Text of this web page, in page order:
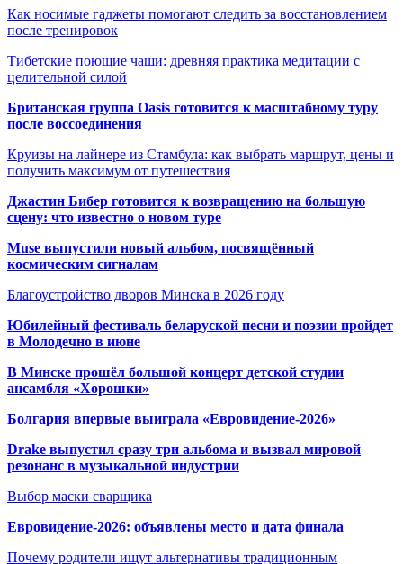
Как носимые гаджеты помогают следить за восстановлением
после тренировок
Тибетские поющие чаши: древняя практика медитации с
целительной силой
Британская группа Oasis готовится к масштабному туру
после воссоединения
Круизы на лайнере из Стамбула: как выбрать маршрут, цены и
получить максимум от путешествия
Джастин Бибер готовится к возвращению на большую
сцену: что известно о новом туре
Muse выпустили новый альбом, посвящённый
космическим сигналам
Благоустройство дворов Минска в 2026 году
Юбилейный фестиваль беларуской песни и поэзии пройдет
в Молодечно в июне
В Минске прошёл большой концерт детской студии
ансамбля «Хорошки»
Болгария впервые выиграла «Евровидение-2026»
Drake выпустил сразу три альбома и вызвал мировой
резонанс в музыкальной индустрии
Выбор маски сварщика
Евровидение-2026: объявлены место и дата финала
Почему родители ищут альтернативы традиционным